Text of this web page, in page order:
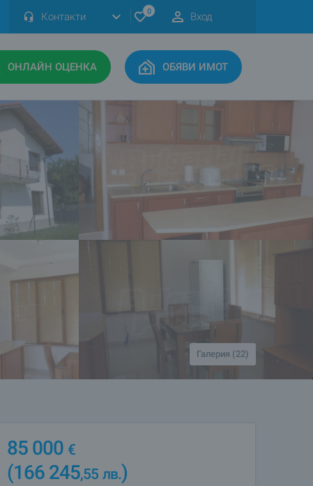
Контакти 0 Вход
ОНЛАЙН ОЦЕНКА ОБЯВИ ИМОТ
Галерия (22)
85 000 €
(166 245,55 лв.)